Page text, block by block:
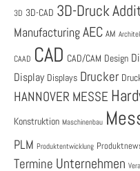
3D 3D-CAD 3D-Druck
ManufacturingAEC AM
CAAD CAD CAD/CAM Design
Display Displays Drucker
HANNOVER MESSE
Konstruktion Maschinenbau
PLM Produktentwicklung
Termine Unternehmen